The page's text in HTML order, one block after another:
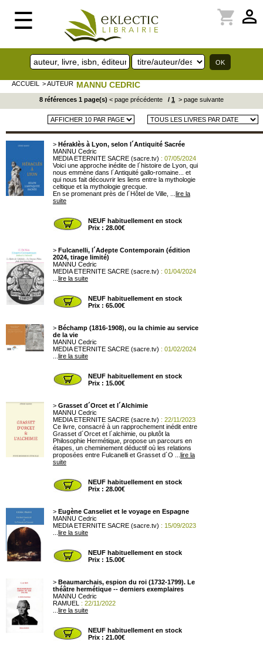
☰ perm_identity
shopping_cart
ACCUEIL > AUTEUR MANNU CEDRIC
8 références 1 page(s) < page précédente / 1 > page suivante
> Héraklès à Lyon, selon l´Antiquité Sacrée
MANNU Cedric
MEDIA ETERNITE SACRE (sacre.tv) : 07/05/2024
Voici une approche inédite de l´histoire de Lyon, qui
nous emmène dans l´Antiquité gallo-romaine... et
qui nous fait découvrir les liens entre la mythologie
celtique et la mythologie grecque.
En se promenant près de l´Hôtel de Ville, ... lire la
suite
NEUF habituellement en stock
Prix : 28.00€
> Fulcanelli, l´Adepte Contemporain (édition
2024, tirage limité)
MANNU Cedric
MEDIA ETERNITE SACRE (sacre.tv) : 01/04/2024
lire la suite
NEUF habituellement en stock
Prix : 65.00€
> Béchamp (1816-1908), ou la chimie au service
de la vie
MANNU Cedric
MEDIA ETERNITE SACRE (sacre.tv) : 01/02/2024
lire la suite
NEUF habituellement en stock
Prix : 15.00€
> Grasset d´Orcet et l´Alchimie
MANNU Cedric
MEDIA ETERNITE SACRE (sacre.tv) : 22/11/2023
Ce livre, consacré à un rapprochement inédit entre
Grasset d´Orcet et l´alchimie, ou plutôt la
Philosophie Hermétique, propose un parcours en
étapes, un cheminement déductif où les relations
proposées entre Fulcanelli et Grasset d´O ... lire la
suite
NEUF habituellement en stock
Prix : 28.00€
> Eugène Canseliet et le voyage en Espagne
MANNU Cedric
MEDIA ETERNITE SACRE (sacre.tv) : 15/09/2023
lire la suite
NEUF habituellement en stock
Prix : 15.00€
> Beaumarchais, espion du roi (1732-1799). Le
théâtre hermétique -- derniers exemplaires
MANNU Cedric
RAMUEL
: 22/11/2022
lire la suite
NEUF habituellement en stock
Prix : 21.00€